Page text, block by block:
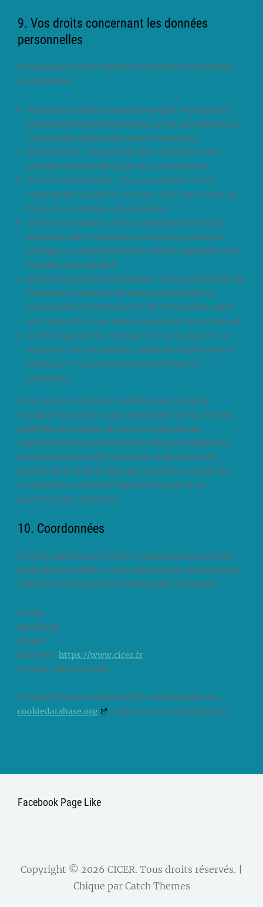
9. Vos droits concernant les données
personnelles
Vous avez les droits suivants concernant vos données
personnelles :
Vous avez le droit de savoir pourquoi vos données
personnelles sont nécessaires, ce qui leur arrivera et
combien de temps elles seront conservées.
Droit d’accès : vous avez le droit d’accéder à vos
données personnelles que nous connaissons.
Droit de rectification : vous avez le droit à tout
moment de compléter, corriger, faire supprimer ou
bloquer vos données personnelles.
Si vous nous donnez votre consentement pour le
traitement de vos données, vous avez le droit de
révoquer ce consentement et de faire supprimer vos
données personnelles.
Droit de transférer vos données : vous avez le droit de
demander toutes vos données personnelles au
responsable du traitement et de les transférer dans
leur intégralité à un autre responsable du traitement.
Droit d’opposition : vous pouvez vous opposer au
traitement de vos données. Nous obtempérerons, à
moins que certaines raisons ne justifient ce
traitement.
Pour exercer ces droits, veuillez nous contacter.
Veuillez vous référer aux coordonnées au bas de cette
politique de cookies. Si vous avez une plainte
concernant la façon dont nous traitons vos données,
nous aimerions en être informés, mais vous avez
également le droit de déposer une plainte auprès de
l’autorité de contrôle (l’autorité chargée de la
protection des données).
10. Coordonnées
Pour des questions et/ou des commentaires sur notre
politique de cookies et cette déclaration, veuillez nous
contacter en utilisant les coordonnées suivantes :
CICER
Maubeuge
France
Site web : https://www.cicer.fr
E-mail : info@cicer.fr
Cette politique de cookies a été synchronisée avec
cookiedatabase.org
le (pas encore synchronisés).
Facebook Page Like
Copyright © 2026 CICER. Tous droits réservés. |
Chique par Catch Themes